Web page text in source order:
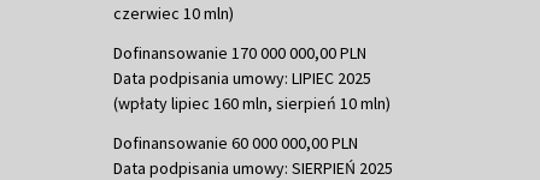
czerwiec 10 mln)
Dofinansowanie 170 000 000,00 PLN
Data podpisania umowy: LIPIEC 2025
(wpłaty lipiec 160 mln, sierpień 10 mln)
Dofinansowanie 60 000 000,00 PLN
Data podpisania umowy: SIERPIEŃ 2025